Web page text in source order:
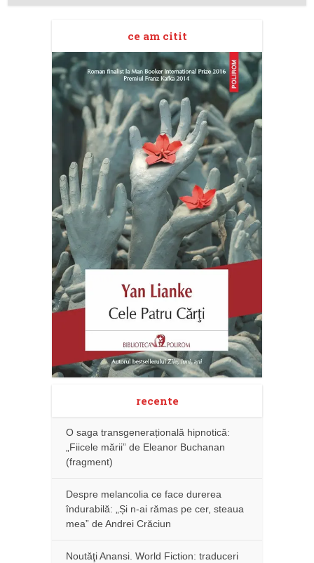
ce am citit
recente
O saga transgenerațională hipnotică:
„Fiicele mării” de Eleanor Buchanan
(fragment)
Despre melancolia ce face durerea
îndurabilă: „Și n-ai rămas pe cer, steaua
mea” de Andrei Crăciun
Noutăţi Anansi. World Fiction: traduceri